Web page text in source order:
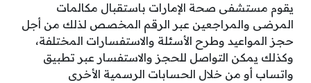
يقوم مستشفى صحة الإمارات باستقبال مكالمات
المرضى والمراجعين عبر الرقم المخصص لذلك من أجل
حجز المواعيد وطرح الأسئلة والاستفسارات المختلفة،
وكذلك يمكن التواصل للحجز والاستفسار عبر تطبيق
واتساب أو من خلال الحسابات الرسمية الأخرى